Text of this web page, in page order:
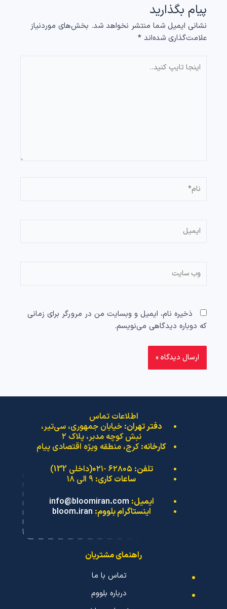
پیام بگذارید
نشانی ایمیل شما منتشر نخواهد شد. بخش‌های موردنیاز
علامت‌گذاری شده‌اند*
ذخیره نام، ایمیل و وبسایت من در مرورگر برای زمانی
که دوباره دیدگاهی می‌نویسم.
اطلاعات تماس
دفتر تهران: خیابان جمهوری، سی‌تیر،
نبش کوچه مدبر، پلاک ۲
کارخانه:کرج، منطقه ویژه اقتصادی پیام
تلفن:
ساعات کاری:
ایمیل: info@bloomiran.com
اینستاگرام بلووم: bloom.iran
راهنمای مشتریان
تماس با ما
درباره بلووم